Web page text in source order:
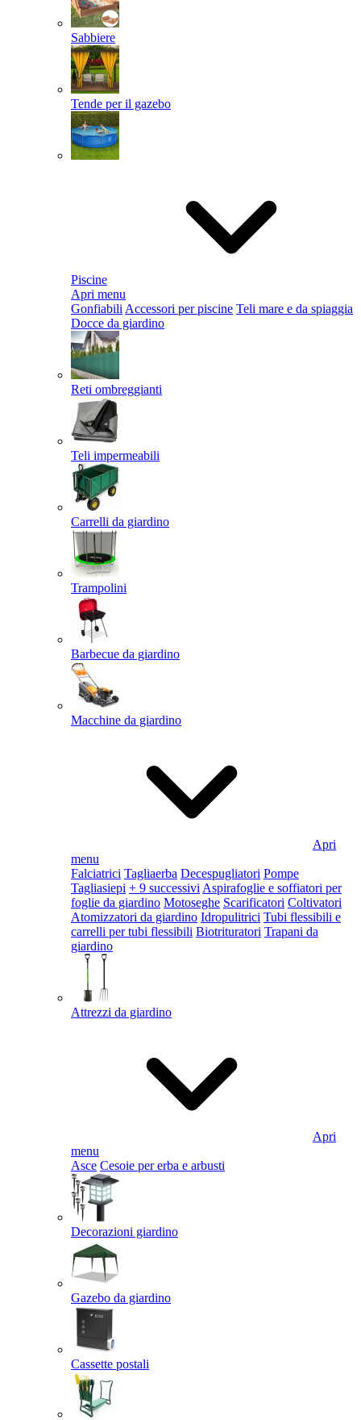
Sabbiere
Tende per il gazebo
Piscine
Apri menu
Gonfiabili Accessori per piscine Teli mare e da spiaggia
Docce da giardino
Reti ombreggianti
Teli impermeabili
Carrelli da giardino
Trampolini
Barbecue da giardino
Macchine da giardino
Apri
menu
Falciatrici Tagliaerba Decespugliatori Pompe
Tagliasiepi + 9 successivi Aspirafoglie e soffiatori per
foglie da giardino Motoseghe Scarificatori Coltivatori
Atomizzatori da giardino Idropulitrici Tubi flessibili e
carrelli per tubi flessibili Biotrituratori Trapani da
giardino
Attrezzi da giardino
Apri
menu
Asce Cesoie per erba e arbusti
Decorazioni giardino
Gazebo da giardino
Cassette postali